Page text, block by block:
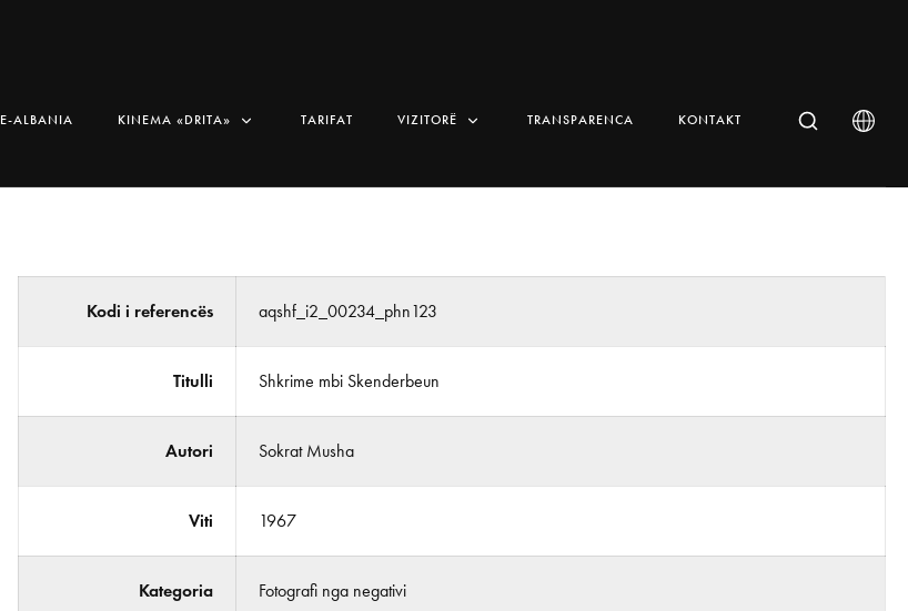
E-ALBANIA KINEMA «DRITA» TARIFAT VIZITORË TRANSPARENCA KONTAKT
Kodi i referencës aqshf_i2_00234_phn123
Titulli Shkrime mbi Skenderbeun
Autori Sokrat Musha
Viti 1967
Kategoria Fotografi nga negativi